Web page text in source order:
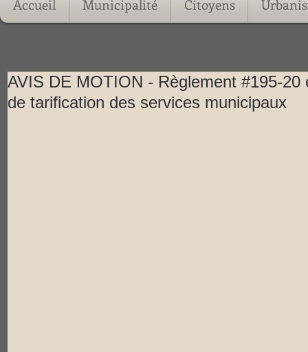
Accueil Municipalité Citoyens
AVIS DE MOTION - Règlement #195-20
de tarification des services municipaux